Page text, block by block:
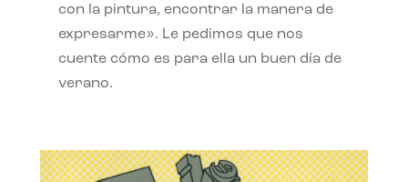
con la pintura, encontrar la manera de
expresarme». Le pedimos que nos
cuente cómo es para ella un buen día de
verano.